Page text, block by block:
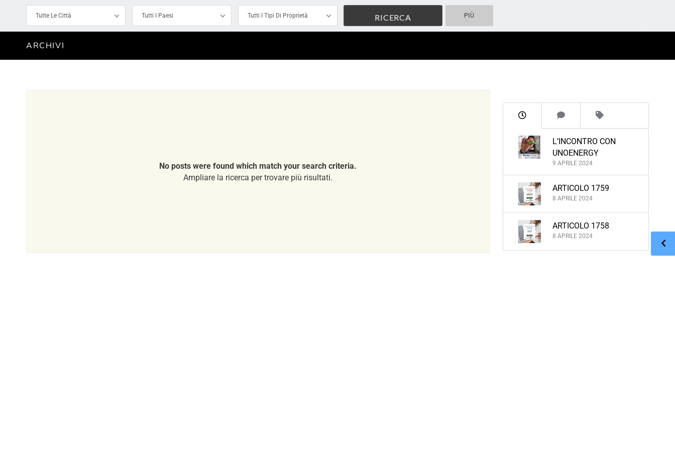
Tutte Le Città Tutti I Paesi Tutti I Tipi Di Proprietà PIÙ
ARCHIVI
No posts were found which match your search criteria.
Ampliare la ricerca per trovare più risultati.
L’INCONTRO CON
UNOENERGY
9 APRILE 2024
ARTICOLO 1759
8 APRILE 2024
ARTICOLO 1758
8 APRILE 2024